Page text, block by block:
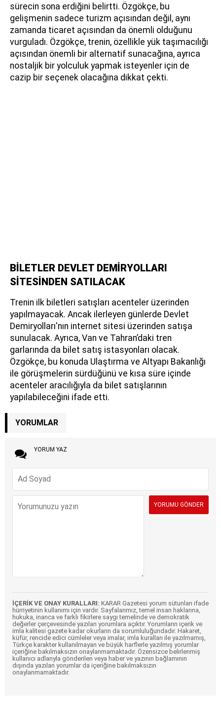
sürecin sona erdiğini belirtti. Özgökçe, bu
gelişmenin sadece turizm açısından değil, aynı
zamanda ticaret açısından da önemli olduğunu
vurguladı. Özgökçe, trenin, özellikle yük taşımacılığı
açısından önemli bir alternatif sunacağına, ayrıca
nostaljik bir yolculuk yapmak isteyenler için de
cazip bir seçenek olacağına dikkat çekti.
BİLETLER DEVLET DEMİRYOLLARI
SİTESİNDEN SATILACAK
Trenin ilk biletleri satışları acenteler üzerinden
yapılmayacak. Ancak ilerleyen günlerde Devlet
Demiryolları'nın internet sitesi üzerinden satışa
sunulacak. Ayrıca, Van ve Tahran’daki tren
garlarında da bilet satış istasyonları olacak.
Özgökçe, bu konuda Ulaştırma ve Altyapı Bakanlığı
ile görüşmelerin sürdüğünü ve kısa süre içinde
acenteler aracılığıyla da bilet satışlarının
yapılabileceğini ifade etti.
YORUMLAR
YORUM YAZ
İÇERİK VE ONAY KURALLARI: KARAR Gazetesi yorum sütunları ifade
hürriyetinin kullanımı için vardır. Sayfalarımız, temel insan haklarına,
hukuka, inanca ve farklı fikirlere saygı temelinde ve demokratik
değerler çerçevesinde yazılan yorumlara açıktır. Yorumların içerik ve
imla kalitesi gazete kadar okurların da sorumluluğundadır. Hakaret,
küfür, rencide edici cümleler veya imalar, imla kuralları ile yazılmamış,
Türkçe karakter kullanılmayan ve büyük harflerle yazılmış yorumlar
içeriğine bakılmaksızın onaylanmamaktadır. Özensizce belirlenmiş
kullanıcı adlarıyla gönderilen veya haber ve yazının bağlamının
dışında yazılan yorumlar da içeriğine bakılmaksızın
onaylanmamaktadır.